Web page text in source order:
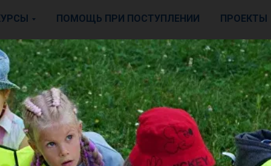
ПОМОЩЬ ПРИ ПОСТУПЛЕНИИ ПРОЕКТЫ
ICAN SCHOOL
О НАС